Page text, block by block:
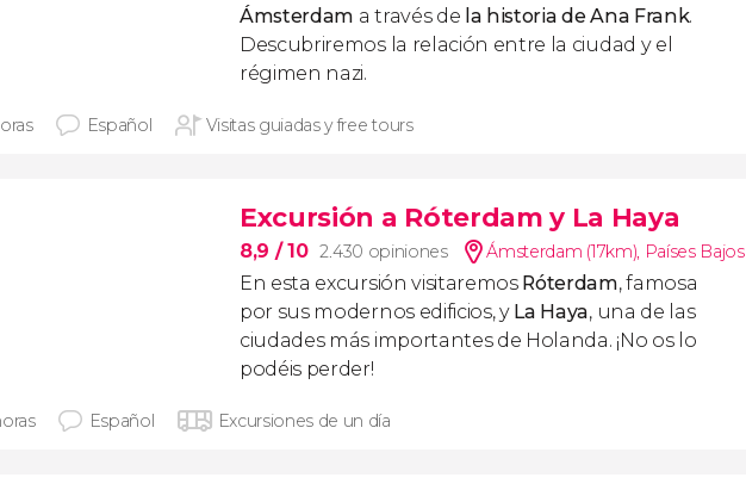
Ámsterdam a través de la historia de Ana Frank.
Descubriremos la relación entre la ciudad y el
régimen nazi.
Español Visitas guiadas y free tours
Excursión a Róterdam y La Haya
8,9 / 10 2.430 opiniones Ámsterdam (17km), Países Bajos
En esta excursión visitaremos Róterdam, famosa
por sus modernos edificios, y La Haya, una de las
ciudades más importantes de Holanda. ¡No os lo
podéis perder!
Español Excursiones de un día